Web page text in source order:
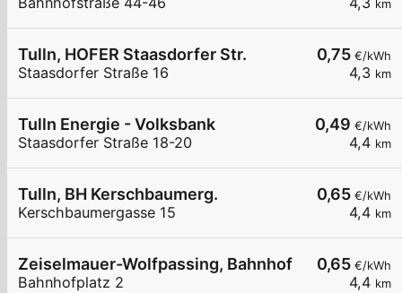
km
0,75 €/kWh
4,3 km
Tulln, HOFER Staasdorfer Str.
Staasdorfer Straße 16
0,49 €/kWh
4,4 km
Tulln Energie - Volksbank
Staasdorfer Straße 18-20
0,65 €/kWh
4,4 km
Tulln, BH Kerschbaumerg.
Kerschbaumergasse 15
0,65 €/kWh
4,4 km
Zeiselmauer-Wolfpassing, Bahnhof
Bahnhofplatz 2